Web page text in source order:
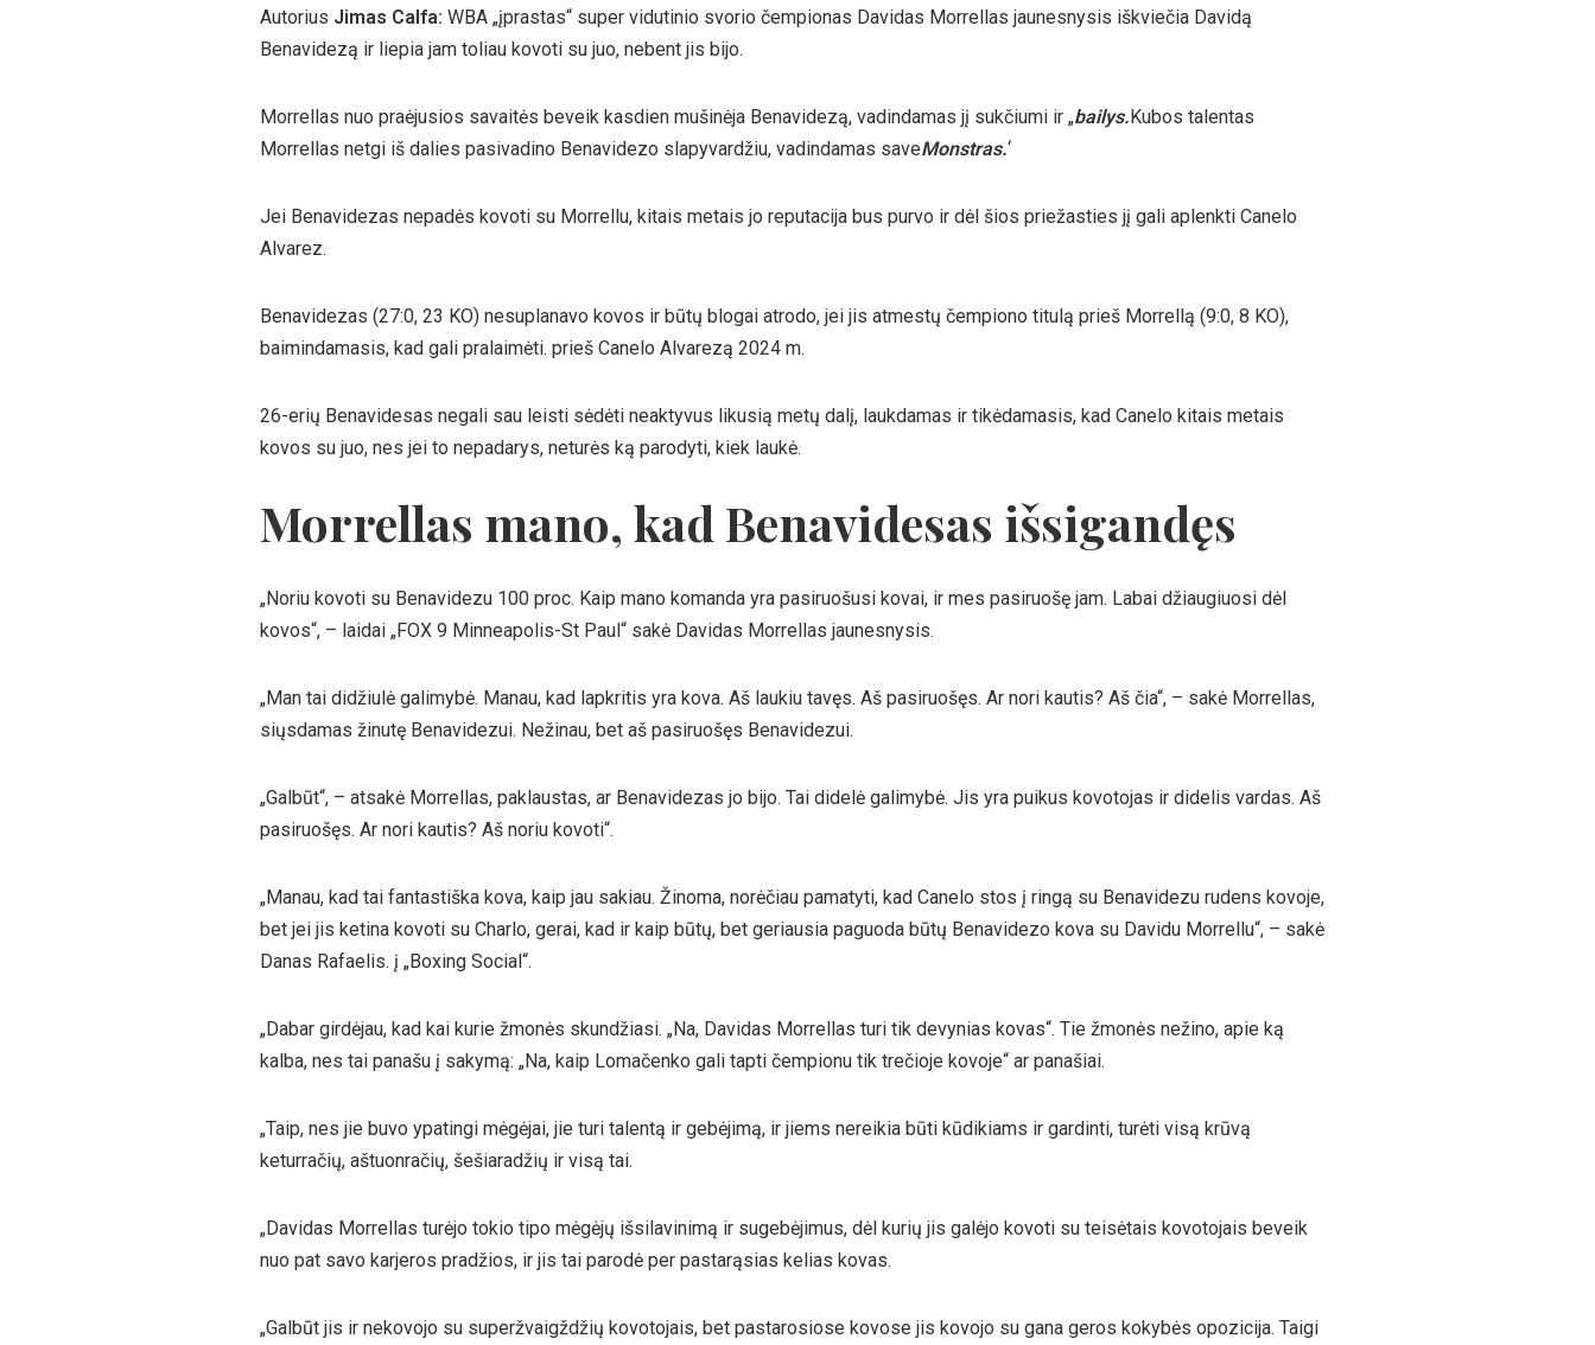
Autorius Jimas Calfa: WBA „įprastas“ super vidutinio svorio čempionas Davidas Morrellas jaunesnysis iškviečia Davidą
Benavidezą ir liepia jam toliau kovoti su juo, nebent jis bijo.
Morrellas nuo praėjusios savaitės beveik kasdien mušinėja Benavidezą, vadindamas jį sukčiumi ir „bailys.Kubos talentas
Morrellas netgi iš dalies pasivadino Benavidezo slapyvardžiu, vadindamas saveMonstras.‘
Jei Benavidezas nepadės kovoti su Morrellu, kitais metais jo reputacija bus purvo ir dėl šios priežasties jį gali aplenkti Canelo
Alvarez.
Benavidezas (27:0, 23 KO) nesuplanavo kovos ir būtų blogai atrodo, jei jis atmestų čempiono titulą prieš Morrellą (9:0, 8 KO),
baimindamasis, kad gali pralaimėti. prieš Canelo Alvarezą 2024 m.
26-erių Benavidesas negali sau leisti sėdėti neaktyvus likusią metų dalį, laukdamas ir tikėdamasis, kad Canelo kitais metais
kovos su juo, nes jei to nepadarys, neturės ką parodyti, kiek laukė.
Morrellas mano, kad Benavidesas išsigandęs
„Noriu kovoti su Benavidezu 100 proc. Kaip mano komanda yra pasiruošusi kovai, ir mes pasiruošę jam. Labai džiaugiuosi dėl
kovos“, – laidai „FOX 9 Minneapolis-St Paul“ sakė Davidas Morrellas jaunesnysis.
„Man tai didžiulė galimybė. Manau, kad lapkritis yra kova. Aš laukiu tavęs. Aš pasiruošęs. Ar nori kautis? Aš čia“, – sakė Morrellas,
siųsdamas žinutę Benavidezui. Nežinau, bet aš pasiruošęs Benavidezui.
„Galbūt“, – atsakė Morrellas, paklaustas, ar Benavidezas jo bijo. Tai didelė galimybė. Jis yra puikus kovotojas ir didelis vardas. Aš
pasiruošęs. Ar nori kautis? Aš noriu kovoti“.
„Manau, kad tai fantastiška kova, kaip jau sakiau. Žinoma, norėčiau pamatyti, kad Canelo stos į ringą su Benavidezu rudens kovoje,
bet jei jis ketina kovoti su Charlo, gerai, kad ir kaip būtų, bet geriausia paguoda būtų Benavidezo kova su Davidu Morrellu“, – sakė
Danas Rafaelis. į „Boxing Social“.
„Dabar girdėjau, kad kai kurie žmonės skundžiasi. „Na, Davidas Morrellas turi tik devynias kovas“. Tie žmonės nežino, apie ką
kalba, nes tai panašu į sakymą: „Na, kaip Lomačenko gali tapti čempionu tik trečioje kovoje“ ar panašiai.
„Taip, nes jie buvo ypatingi mėgėjai, jie turi talentą ir gebėjimą, ir jiems nereikia būti kūdikiams ir gardinti, turėti visą krūvą
keturračių, aštuonračių, šešiaradžių ir visą tai.
„Davidas Morrellas turėjo tokio tipo mėgėjų išsilavinimą ir sugebėjimus, dėl kurių jis galėjo kovoti su teisėtais kovotojais beveik
nuo pat savo karjeros pradžios, ir jis tai parodė per pastarąsias kelias kovas.
„Galbūt jis ir nekovojo su superžvaigždžių kovotojais, bet pastarosiose kovose jis kovojo su gana geros kokybės opozicija. Taigi